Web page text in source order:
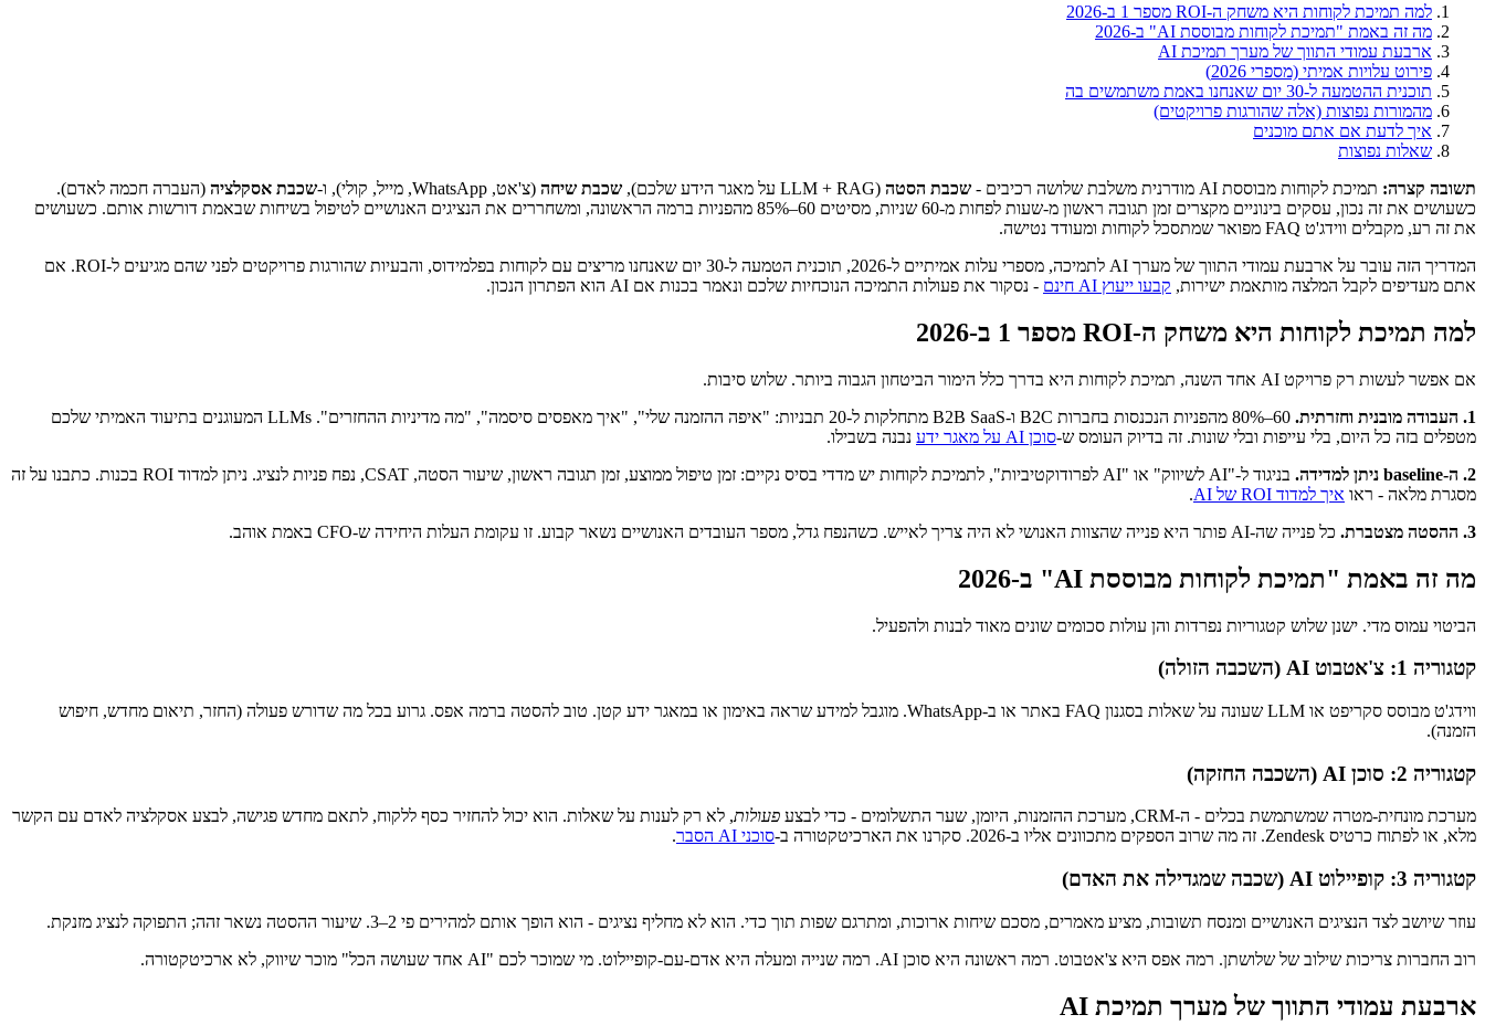
למה תמיכת לקוחות היא משחק ה-ROI מספר 1 ב-2026
מה זה באמת "תמיכת לקוחות מבוססת AI" ב-2026
ארבעת עמודי התווך של מערך תמיכת AI
פירוט עלויות אמיתי (מספרי 2026)
תוכנית ההטמעה ל-30 יום שאנחנו באמת משתמשים בה
מהמורות נפוצות (אלה שהורגות פרויקטים)
איך לדעת אם אתם מוכנים
שאלות נפוצות
תשובה קצרה: תמיכת לקוחות מבוססת AI מודרנית משלבת שלושה רכיבים - שכבת הסטה (LLM + RAG על מאגר הידע שלכם), שכבת שיחה (צ'אט, WhatsApp, מייל, קולי), ו- שכבת אסקלציה (העברה חכמה לאדם).
כשעושים את זה נכון, עסקים בינוניים מקצרים זמן תגובה ראשון מ-שעות לפחות מ-60 שניות, מסיטים 60–85% מהפניות ברמה הראשונה, ומשחררים את הנציגים האנושיים לטיפול בשיחות שבאמת דורשות אותם. כשעושים
את זה רע, מקבלים ווידג'ט FAQ מפואר שמתסכל לקוחות ומעודד נטישה.
המדריך הזה עובר על ארבעת עמודי התווך של מערך AI לתמיכה, מספרי עלות אמיתיים ל-2026, תוכנית הטמעה ל-30 יום שאנחנו מריצים עם לקוחות בפלמידוס, והבעיות שהורגות פרויקטים לפני שהם מגיעים ל-ROI. אם
אתם מעדיפים לקבל המלצה מותאמת ישירות, קבעו ייעוץ AI חינם - נסקור את פעולות התמיכה הנוכחיות שלכם ונאמר בכנות אם AI הוא הפתרון הנכון.
למה תמיכת לקוחות היא משחק ה-ROI מספר 1 ב-2026
אם אפשר לעשות רק פרויקט AI אחד השנה, תמיכת לקוחות היא בדרך כלל הימור הביטחון הגבוה ביותר. שלוש סיבות.
1. העבודה מובנית וחזרתית.
60–80% מהפניות הנכנסות בחברות B2C ו-B2B SaaS מתחלקות ל-20 תבניות: "איפה ההזמנה שלי", "איך מאפסים סיסמה", "מה מדיניות ההחזרים". LLMs המעוגנים בתיעוד האמיתי שלכם
מטפלים בזה כל היום, בלי עייפות ובלי שונות. זה בדיוק העומס ש-סוכן AI על מאגר ידע
נבנה בשבילו.
2. ה-baseline ניתן למדידה.
בניגוד ל-"AI לשיווק" או "AI לפרודוקטיביות", לתמיכת לקוחות יש מדדי בסיס נקיים: זמן טיפול ממוצע, זמן תגובה ראשון, שיעור הסטה, CSAT, נפח פניות לנציג. ניתן למדוד ROI בכנות. כתבנו על זה
מסגרת מלאה - ראו איך למדוד ROI של AI
.
3. ההסטה מצטברת.
כל פנייה שה-AI פותר היא פנייה שהצוות האנושי לא היה צריך לאייש. כשהנפח גדל, מספר העובדים האנושיים נשאר קבוע. זו עקומת העלות היחידה ש-CFO באמת אוהב.
מה זה באמת "תמיכת לקוחות מבוססת AI" ב-2026
הביטוי עמוס מדי. ישנן שלוש קטגוריות נפרדות והן עולות סכומים שונים מאוד לבנות ולהפעיל.
קטגוריה 1: צ'אטבוט AI (השכבה הזולה)
ווידג'ט מבוסס סקריפט או LLM שעונה על שאלות בסגנון FAQ באתר או ב-WhatsApp. מוגבל למידע שראה באימון או במאגר ידע קטן. טוב להסטה ברמה אפס. גרוע בכל מה שדורש פעולה (החזר, תיאום מחדש, חיפוש
הזמנה).
קטגוריה 2: סוכן AI (השכבה החזקה)
מערכת מונחית-מטרה שמשתמשת בכלים - ה-CRM, מערכת ההזמנות, היומן, שער התשלומים - כדי לבצע פעולות, לא רק לענות על שאלות. הוא יכול להחזיר כסף ללקוח, לתאם מחדש פגישה, לבצע אסקלציה לאדם עם הקשר
מלא, או לפתוח כרטיס Zendesk. זה מה שרוב הספקים מתכוונים אליו ב-2026. סקרנו את הארכיטקטורה ב-
סוכני AI הסבר .
קטגוריה 3: קופיילוט AI (שכבה שמגדילה את האדם)
עוזר שיושב לצד הנציגים האנושיים ומנסח תשובות, מציע מאמרים, מסכם שיחות ארוכות, ומתרגם שפות תוך כדי. הוא לא מחליף נציגים - הוא הופך אותם למהירים פי 2–3. שיעור ההסטה נשאר זהה; התפוקה לנציג מזנקת.
רוב החברות צריכות שילוב של שלושתן. רמה אפס היא צ'אטבוט. רמה ראשונה היא סוכן AI. רמה שנייה ומעלה היא אדם-עם-קופיילוט. מי שמוכר לכם "AI אחד שעושה הכל" מוכר שיווק, לא ארכיטקטורה.
ארבעת עמודי התווך של מערך תמיכת AI